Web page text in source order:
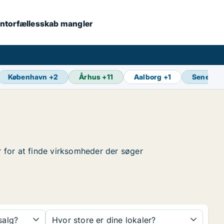
mangler
København +2 Århus +11 Aalborg +1 Seneste
at finde virksomheder der søger
Hvor store er dine lokaler?